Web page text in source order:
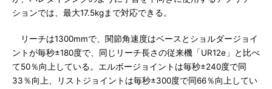
ションでは、最大17.5kgまで対応できる。
リーチは1300mmで、関節角速度はベースとショルダージョイ
ントが毎秒±180度で、同じリーチ長さの従来機「UR12e」と比べ
て50％向上している。エルボージョイントは毎秒±240度で同
33％向上、リストジョイントは毎秒±300度で同66％向上してい